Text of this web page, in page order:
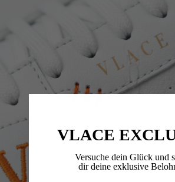
VLACE
Versuche dein Glück und
dir deine exklusive